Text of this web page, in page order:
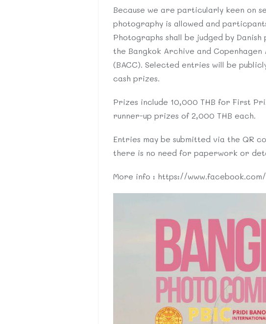
Because we are particularly keen on
photography is allowed and
Photographs shall be judged by
the Bangkok Archive and
(BACC). Selected entries will be
cash prizes.
Prizes include 10,000 THB for First
runner-up prizes of 2,000 THB each.
Entries may be submitted via the QR
there is no need for paperwork or
More info : https://